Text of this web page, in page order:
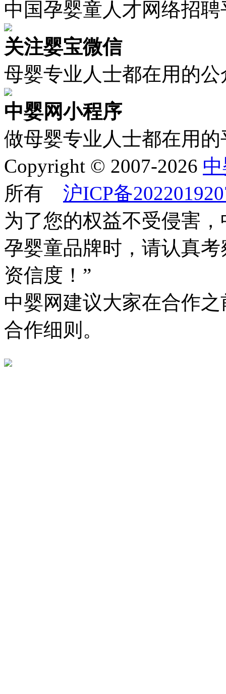
中国孕婴童人才网络招聘
关注婴宝微信
母婴专业人士都在用的公
中婴网小程序
做母婴专业人士都在用的
Copyright © 2007-2026
所有 沪ICP备
为了您的权益不受侵害
孕婴童品牌时，请认真
资信度！”
中婴网建议大家在合作
合作细则。